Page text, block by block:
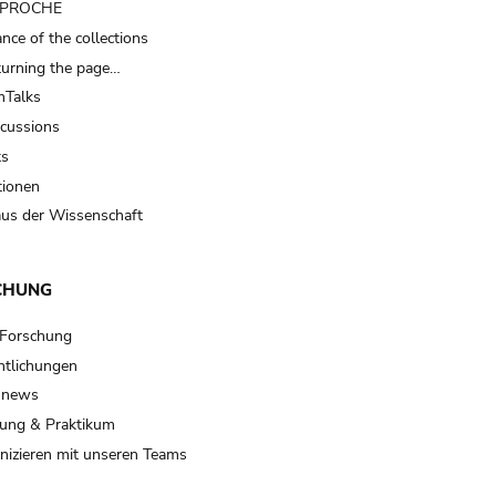
of the collections
the page…
der Wissenschaft
& Praktikum
mit unseren Teams